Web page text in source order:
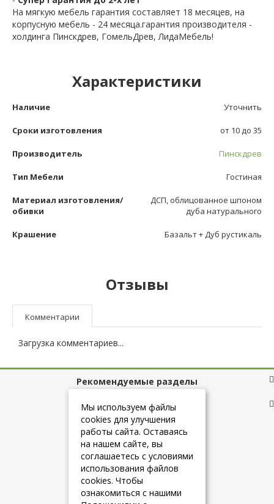
На мягкую мебель гарантия составляет 18 месяцев, на
корпусную мебель - 24 месяца.гарантия производителя -
холдинга Пинскдрев, ГомельДрев, ЛидаМебель!
Характеристики
Наличие Уточнить
Сроки изготовления от 10 до 35
Производитель Пинскдрев
Тип Мебели Гостиная
Материал изготовления/
обивки
ДСП, облицованное шпоном
дуба натурального
Крашение Базальт + Дуб рустикаль
Отзывы
Комментарии
Загрузка комментариев...
Рекомендуемые разделы
Полезные ссылки
+7 (925) 084-10-60
Мы используем файлы
cookies для улучшения
работы сайта. Оставаясь
на нашем сайте, вы
соглашаетесь с условиями
использования файлов
cookies. Чтобы
ознакомиться с нашими